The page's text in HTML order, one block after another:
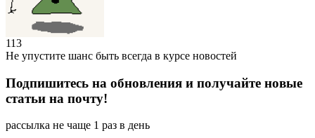
113
Не упустите шанс быть всегда в курсе новостей
Подпишитесь на обновления и получайте новые
статьи на почту!
рассылка не чаще 1 раз в день